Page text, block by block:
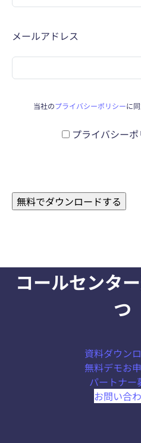
メールアドレス
当社のプライバシーポリシーに
プライバシー
コールセンタ
つ
資料ダウン
無料デモお
パートナー
お問い合